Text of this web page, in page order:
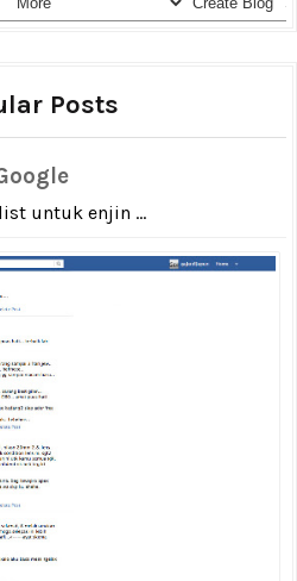
Posts
untuk enjin ...